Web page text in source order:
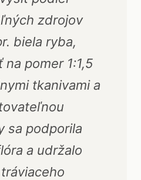
zdrojov
biela ryba,
pomer 1:1,5
tkanivami a
sa podporila
a udržalo